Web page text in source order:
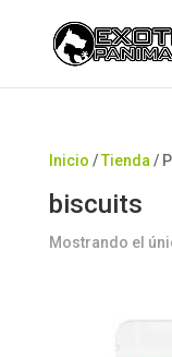
Inicio /Tienda /
biscuits
Mostrando el